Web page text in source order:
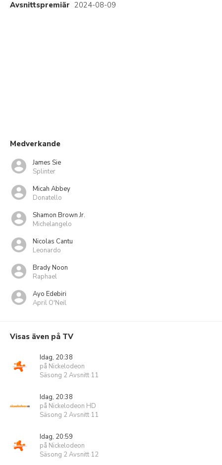
Avsnittspremiär 2024-08-09
Medverkande
James Sie
Splinter
Micah Abbey
Donatello
Shamon Brown Jr.
Michelangelo
Nicolas Cantu
Leonardo
Brady Noon
Raphael
Ayo Edebiri
April O'Neil
Visas även på TV
Idag, 20:38
på Nickelodeon
Säsong 2 Avsnitt 11
Idag, 20:38
på Nickelodeon HD
Säsong 2 Avsnitt 11
Idag, 20:59
på Nickelodeon
Säsong 2 Avsnitt 12